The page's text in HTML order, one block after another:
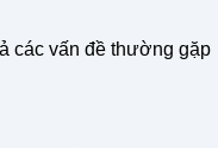
các vấn đề thường gặp